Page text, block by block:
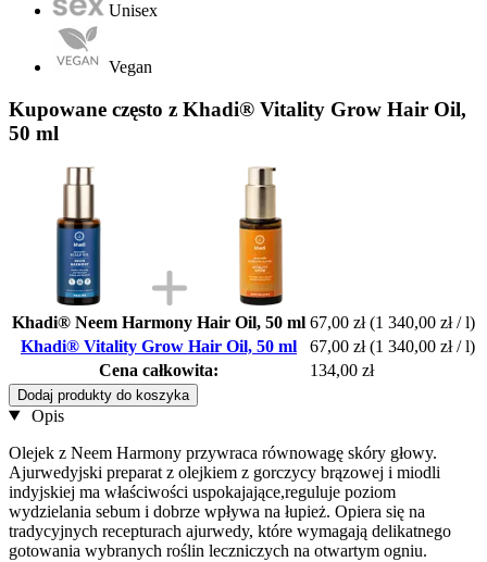
Unisex
Vegan
Kupowane często z Khadi® Vitality Grow Hair Oil,
50 ml
Khadi® Neem Harmony Hair Oil, 50 ml 67,00 zł (1 340,00 zł / l)
Khadi® Vitality Grow Hair Oil, 50 ml
67,00 zł (1 340,00 zł / l)
Cena całkowita:
134,00 zł
Dodaj produkty do koszyka
Opis
Olejek z Neem Harmony przywraca równowagę skóry głowy.
Ajurwedyjski preparat z olejkiem z gorczycy brązowej i miodli
indyjskiej ma właściwości uspokajające,reguluje poziom
wydzielania sebum i dobrze wpływa na łupież. Opiera się na
tradycyjnych recepturach ajurwedy, które wymagają delikatnego
gotowania wybranych roślin leczniczych na otwartym ogniu.